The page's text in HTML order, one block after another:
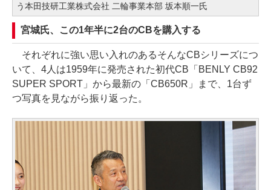
う本田技研工業株式会社 二輪事業本部 坂本順一氏
宮城氏、この1年半に2台のCBを購入する
それぞれに強い思い入れのあるそんなCBシリーズにつ
いて、4人は1959年に発売された初代CB「BENLY CB92
SUPER SPORT」から最新の「CB650R」まで、1台ず
つ写真を見ながら振り返った。